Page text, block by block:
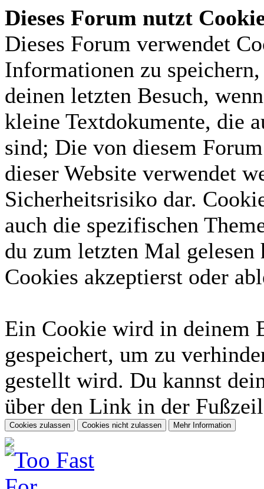
Dieses Forum nutzt
Dieses Forum verwendet
Informationen zu
deinen letzten Besuch,
kleine Textdokumente, die
sind; Die von diesem
dieser Website verwendet
Sicherheitsrisiko dar.
auch die spezifischen
du zum letzten Mal gelesen
Cookies akzeptierst oder
Ein Cookie wird in deinem
gespeichert, um zu
gestellt wird. Du kannst
über den Link in der